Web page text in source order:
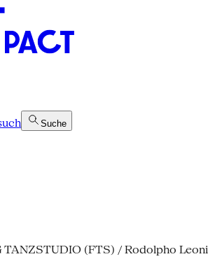
Suche
TANZSTUDIO (FTS) / Rodolpho Leoni